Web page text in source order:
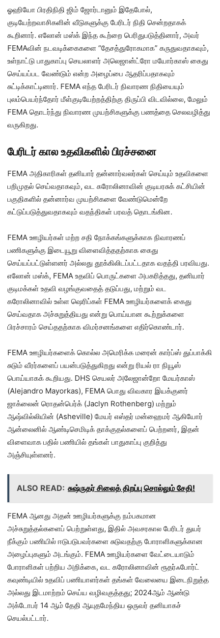
ஓஹியோ பிரதிநிதி ஜிம் ஜோர்டானும் இதேபோல்,
குடியேற்றவாசிகளின் வீடுகளுக்கு பேரிடர் நிதி சென்றதாகக்
கூறினார். எலோன் மஸ்க் இந்த கூற்றை பெரிதுபடுத்தினார், அவர்
FEMAவின் நடவடிக்கைகளை “தேசத்துரோகமாக” கருதுவதாகவும்,
உள்நாட்டு பாதுகாப்பு செயலாளர் அலெஜான்ட்ரோ மயோர்காஸ் கைது
செய்யப்பட வேண்டும் என்ற அழைப்பை ஆதரிப்பதாகவும்
சுட்டிக்காட்டினார். FEMA எந்த பேரிடர் நிவாரண நிதியையும்
புலம்பெயர்ந்தோர் மீள்குடியேற்றத்திற்கு திருப்பி விடவில்லை, மேலும்
FEMA தொடர்ந்து நிவாரண முயற்சிகளுக்கு பணத்தை செலவழித்து
வருகிறது.
பேரிடர் கால உதவிகளில் பிரச்சனை
FEMA அதிகாரிகள் தனியார் தன்னார்வலர்கள் செய்யும் உதவிகளை
பறிமுதல் செய்வதாகவும், வட கரோலினாவின் குடியரசுக் கட்சியின்
பகுதிகளில் தன்னார்வ முயற்சிகளை வேண்டுமென்றே
கட்டுப்படுத்துவதாகவும் வதந்திகள் பரவத் தொடங்கின.
FEMA ஊழியர்கள் மற்ற சதி நோக்கங்களுக்காக நிவாரணப்
பணிகளுக்கு இடையூறு விளைவித்ததற்காக கைது
செய்யப்பட்டுள்ளனர் அல்லது தூக்கிலிடப்பட்டதாக வதந்தி பரவியது.
எலோன் மஸ்க், FEMA உதவிப் பொருட்களை அபகரித்தது, தனியார்
குடிமக்கள் உதவி வழங்குவதைத் தடுப்பது, மற்றும் வட
கரோலினாவில் உள்ள ஷெரிப்கள் FEMA ஊழியர்களைக் கைது
செய்வதாக அச்சுறுத்தியது என்று பொய்யான கூற்றுக்களை
பிரச்சாரம் செய்ததற்காக விமர்சனங்களை எதிர்கொண்டார்.
FEMA ஊழியர்களைக் கொல்ல அமெரிக்க மரைன் கார்ப்ஸ் துப்பாக்கி
சுடும் வீரர்களைப் பயன்படுத்துகிறது என்று ரியல் ரா நியூஸ்
பொய்யாகக் கூறியது. DHS செயலர் அலேஜான்றோ மேயர்காஸ்
(Alejandro Mayorkas), FEMA பொது விவகார இயக்குனர்
ஜாக்லைன் ரொதன்பெர்க் (Jaclyn Rothenberg) மற்றும்
ஆஷ்வில்லியின் (Asheville) மேயர் எஸ்தர் மன்ஹைமர் ஆகியோர்
ஆன்லைனில் ஆண்டிசெமிடிக் தாக்குதல்களைப் பெற்றனர், இதன்
விளைவாக பதில் பணியில் தங்கள் பாதுகாப்பு குறித்து
அஞ்சியுள்ளனர்.
ALSO READ: சுஷ்ருதர் சிலைத் திறப்பு சொல்லும் சேதி!
FEMA ஆனது அதன் ஊழியர்களுக்கு நம்பகமான
அச்சுறுத்தல்களைப் பெற்றுள்ளது, இதில் அவசரகால பேரிடர் துயர்
நீக்கும் பணியில் ஈடுபடுபவர்களை சுடுவதற்கு போராளிகளுக்கான
அழைப்புகளும் அடங்கும். FEMA ஊழியர்களை வேட்டையாடும்
போராளிகள் பற்றிய அறிக்கை, வட கரோலினாவின் ரூதர்ஃபோர்ட்
கவுண்டியில் உதவிப் பணியாளர்கள் தங்கள் வேலையை இடைநிறுத்த
அல்லது இடமாற்றம் செய்ய வழிவகுத்தது; 2024ஆம் ஆண்டு
அக்டோபர் 14 ஆம் தேதி ஆயுதமேந்திய ஒருவர் தனியாகச்
செயல்பட்டார்.